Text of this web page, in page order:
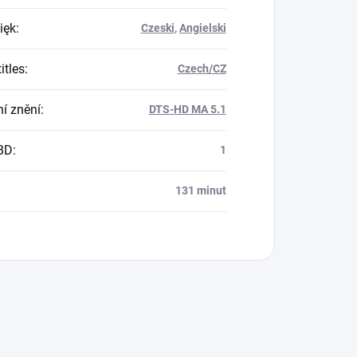
: Czeski,Angielski
: Czech/CZ
znění: DTS-HD MA 5.1
: 1
131 minut